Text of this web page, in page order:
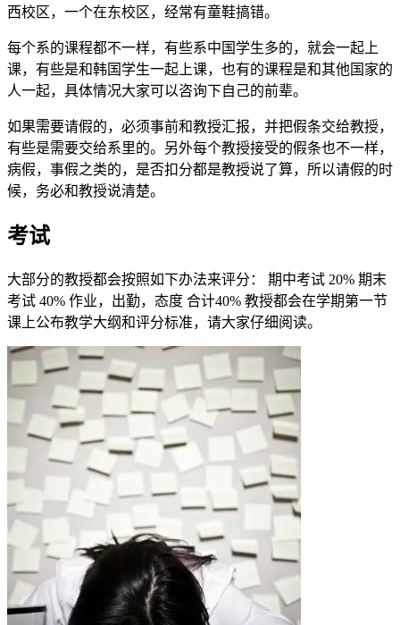
西校区，一个在东校区，经常有童鞋搞错。
每个系的课程都不一样，有些系中国学生多的，就会一起上
课，有些是和韩国学生一起上课，也有的课程是和其他国家的
人一起，具体情况大家可以咨询下自己的前辈。
如果需要请假的，必须事前和教授汇报，并把假条交给教授，
有些是需要交给系里的。另外每个教授接受的假条也不一样，
病假，事假之类的，是否扣分都是教授说了算，所以请假的时
候，务必和教授说清楚。
考试
大部分的教授都会按照如下办法来评分： 期中考试 20% 期末
考试 40% 作业，出勤，态度 合计40% 教授都会在学期第一节
课上公布教学大纲和评分标准，请大家仔细阅读。